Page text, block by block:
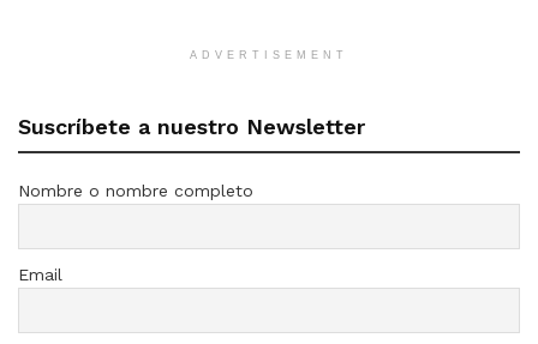
ADVERTISEMENT
Suscríbete a nuestro Newsletter
Nombre o nombre completo
Email